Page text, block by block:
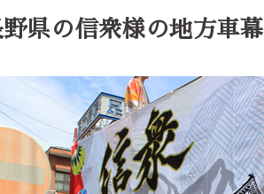
野県の信衆様の地方車幕